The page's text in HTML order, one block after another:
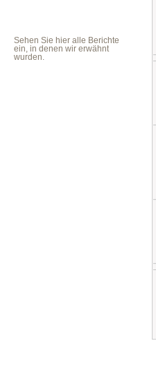
Sehen Sie hier alle Berichte
ein, in denen wir erwähnt
wurden.